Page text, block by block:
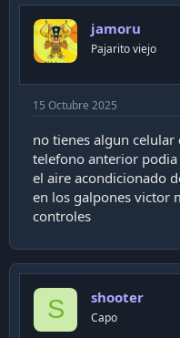
jamoru
Pajarito viejo
15 Octubre 2025
no tienes algun
telefono anterior
el aire acondicionado
en los galpones victor
controles
S shooter
Capo